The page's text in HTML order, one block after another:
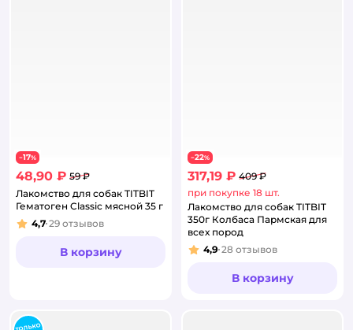
−17%
48,90 ₽ 59 ₽
Лакомство для собак TITBIT
Гематоген Classic мясной 35 г
Рейтинг:
4,7 29 отзывов
В корзину
−22%
317,19 ₽ 409 ₽
при покупке 18 шт.
Лакомство для собак TITBIT
350г Колбаса Пармская для
всех пород
Рейтинг:
4,9 28 отзывов
В корзину